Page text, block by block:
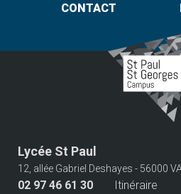
CONTACT
Lycée St Paul
12, allée Gabriel Deshayes - 56000
02 97 46 61 30 Itinéraire